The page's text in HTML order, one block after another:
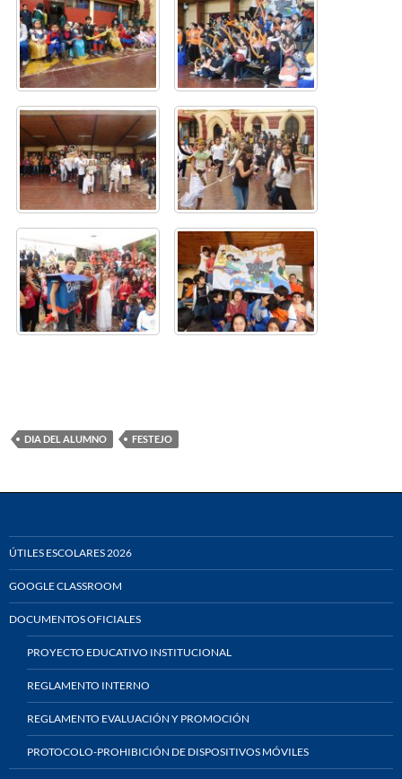
DIA DEL ALUMNO FESTEJO
ÚTILES ESCOLARES 2026
GOOGLE CLASSROOM
DOCUMENTOS OFICIALES
PROYECTO EDUCATIVO INSTITUCIONAL
REGLAMENTO INTERNO
REGLAMENTO EVALUACIÓN Y PROMOCIÓN
PROTOCOLO-PROHIBICIÓN DE DISPOSITIVOS MÓVILES